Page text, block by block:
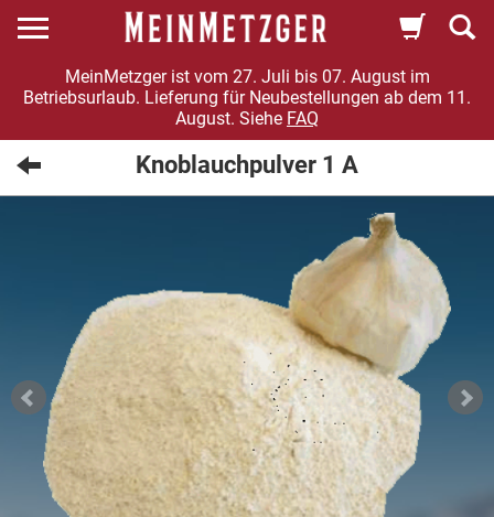
MeinMetzger ist vom 27. Juli bis 07. August im
Betriebsurlaub. Lieferung für Neubestellungen ab dem 11.
August. Siehe FAQ
Knoblauchpulver 1 A